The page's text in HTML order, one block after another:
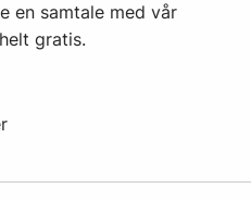
en samtale med vår
gratis.